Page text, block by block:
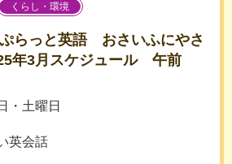
くらし・環境
ぷらっと英語 おさいふにやさ
年3月スケジュール 午前
・土曜日
英会話